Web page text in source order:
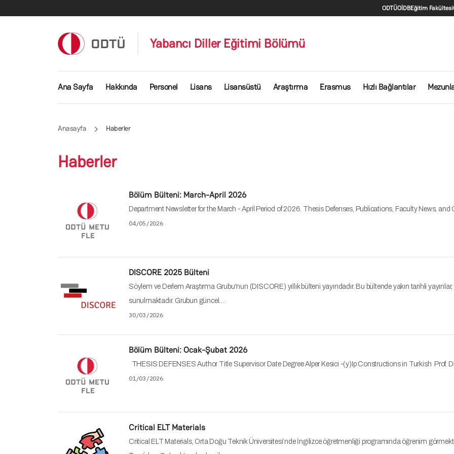
İkincil
ODTÜOİDBEğitim Fakültesi
Yabancı Diller Eğitimi Bölümü
Ana gezinti menüsü
Ana Sayfa Hakkında Personel Lisans Lisansüstü Araştırma Erasmus Hızlı Bağlantılar
Anasayfa Haberler
Haberler
Bölüm Bülteni: March-April 2026
Department Newsletter for the March - April Period of 2026. Thesis Defenses, Publications, Faculty News,
04/05/2026
DISCORE 2025 Bülteni
Söylem ve Derlem Araştırma Grubu'nun (DISCORE) yıllık bülteni yayındadır. Bu bültende yakın tarihli
sunulmaktadır. Grubun güncel…
30/03/2026
Bölüm Bülteni: Ocak-Şubat 2026
THESIS DEFENSES Author Title Supervisor Date Degree Alper Kesici -(y)Ip Constructions in Turkish Prof.
01/03/2026
Critical ELT Materials
Critical ELT Materials, Orta Doğu Teknik Üniversitesi’nde İngilizce öğretmenliği programında öğrenim